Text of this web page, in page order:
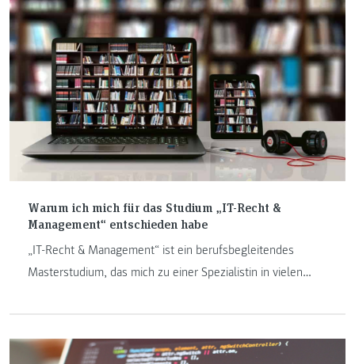
Warum ich mich für das Studium „IT-Recht &
Management“ entschieden habe
„IT-Recht & Management“ ist ein berufsbegleitendes
Masterstudium, das mich zu einer Spezialistin in vielen